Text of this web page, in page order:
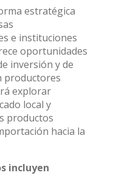
estratégica
e instituciones
oportunidades
inversión y de
productores
explorar
local y
productos
hacia la
incluyen